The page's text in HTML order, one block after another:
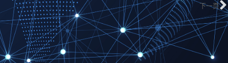
下一页